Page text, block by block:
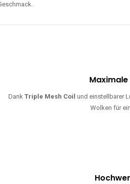
Dank Triple Mesh Coil und einstellbarer
Wolken für